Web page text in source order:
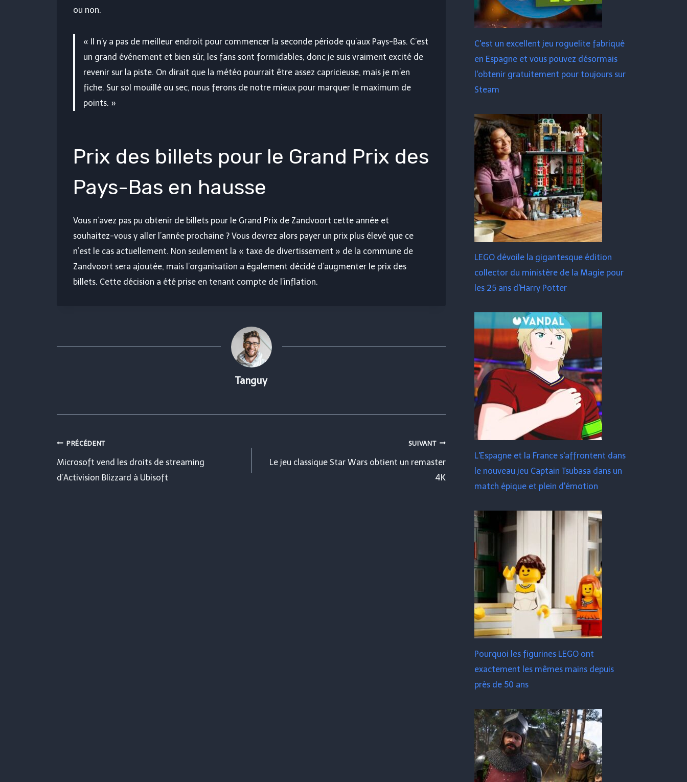
ou non.
« Il n’y a pas de meilleur endroit pour commencer la seconde période qu’aux Pays-Bas. C’est
un grand événement et bien sûr, les fans sont formidables, donc je suis vraiment excité de
revenir sur la piste. On dirait que la météo pourrait être assez capricieuse, mais je m’en
fiche. Sur sol mouillé ou sec, nous ferons de notre mieux pour marquer le maximum de
points. »
Prix ​​​​des billets pour le Grand Prix des
Pays-Bas en hausse
Vous n’avez pas pu obtenir de billets pour le Grand Prix de Zandvoort cette année et
souhaitez-vous y aller l’année prochaine ? Vous devrez alors payer un prix plus élevé que ce
n’est le cas actuellement. Non seulement la « taxe de divertissement » de la commune de
Zandvoort sera ajoutée, mais l’organisation a également décidé d’augmenter le prix des
billets. Cette décision a été prise en tenant compte de l’inflation.
Tanguy
Navigation
de
PRÉCÉDENT
Microsoft vend les droits de streaming
d’Activision Blizzard à Ubisoft
SUIVANT
Le jeu classique Star Wars obtient un remaster
4K
C'est un excellent jeu roguelite fabriqué
en Espagne et vous pouvez désormais
l'obtenir gratuitement pour toujours sur
Steam
LEGO dévoile la gigantesque édition
collector du ministère de la Magie pour
les 25 ans d'Harry Potter
L'Espagne et la France s'affrontent dans
le nouveau jeu Captain Tsubasa dans un
match épique et plein d'émotion
Pourquoi les figurines LEGO ont
exactement les mêmes mains depuis
près de 50 ans